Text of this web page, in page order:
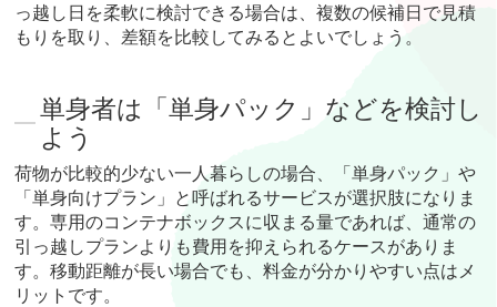
っ越し日を柔軟に検討できる場合は、複数の候補日で見積
もりを取り、差額を比較してみるとよいでしょう。
単身者は「単身パック」などを検討し
よう
荷物が比較的少ない一人暮らしの場合、「単身パック」や
「単身向けプラン」と呼ばれるサービスが選択肢になりま
す。専用のコンテナボックスに収まる量であれば、通常の
引っ越しプランよりも費用を抑えられるケースがありま
す。移動距離が長い場合でも、料金が分かりやすい点はメ
リットです。